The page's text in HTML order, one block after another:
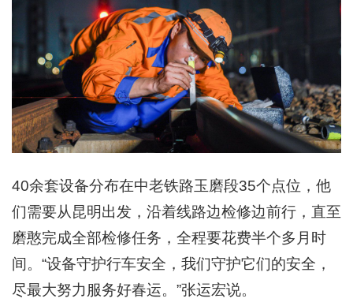
40余套设备分布在中老铁路玉磨段35个点位，他
们需要从昆明出发，沿着线路边检修边前行，直至
磨憨完成全部检修任务，全程要花费半个多月时
间。“设备守护行车安全，我们守护它们的安全，
尽最大努力服务好春运。”张运宏说。